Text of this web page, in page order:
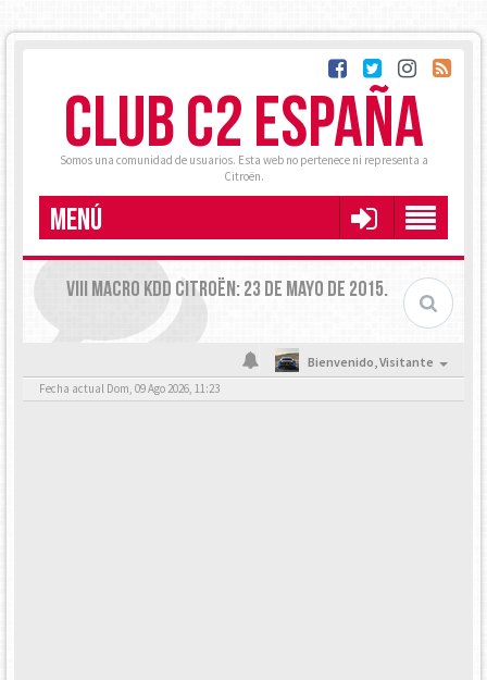
CLUB C2 ESPAÑA
Somos una comunidad de usuarios. Esta web no pertenece ni representa a
Citroën.
MENÚ
VIII MACRO KDD CITROËN: 23 DE MAYO DE 2015.
Bienvenido,Visitante
Fecha actual Dom, 09 Ago 2026, 11:23